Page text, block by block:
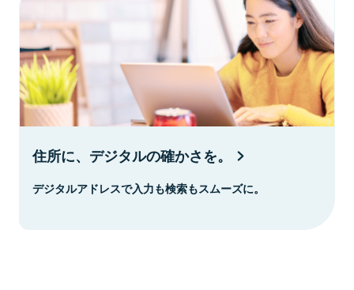
住所に、デジタルの確かさを。
デジタルアドレスで入力も検索もスムーズに。